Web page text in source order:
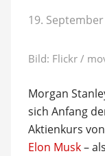
19.
Bild: Flickr /
Morgan
sich Anfang
Aktienkurs
Elon Musk–